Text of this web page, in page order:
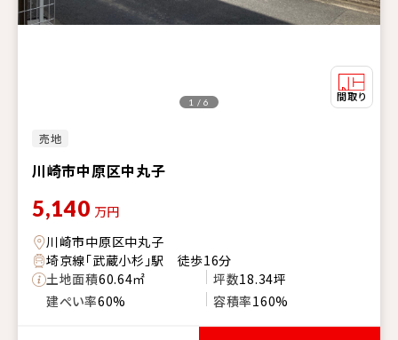
売地
川崎市中原区中丸子
1 / 6
5,140 万円
川崎市中原区中丸子
埼京線「武蔵小杉」駅 徒歩16分
土地面積60.64㎡ 坪数18.34坪
建ぺい率60% 容積率160%